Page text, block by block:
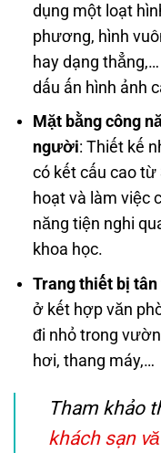
dụng một loạt
phương, hình
hay dạng
dấu ấn hình ảnh
Mặt bằng công
người: Thiết kế
có kết cấu cao từ
hoạt và làm việc
năng tiện nghi
khoa học.
Trang thiết bị
ở kết hợp văn
đi nhỏ trong
hơi, thang máy,…
Tham khảo
khách sạn